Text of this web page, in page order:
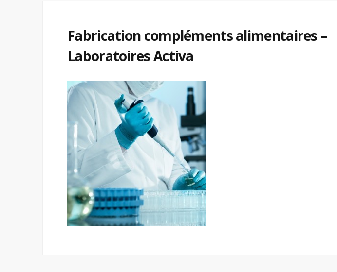
Fabrication compléments alimentaires –
Laboratoires Activa